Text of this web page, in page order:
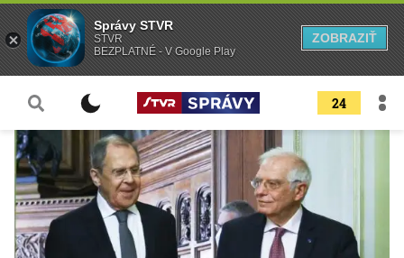
24
Správy STVR
STVR
BEZPLATNÉ - V Google Play
ZOBRAZIŤ